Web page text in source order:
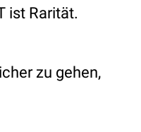
ist Rarität.
zu gehen,